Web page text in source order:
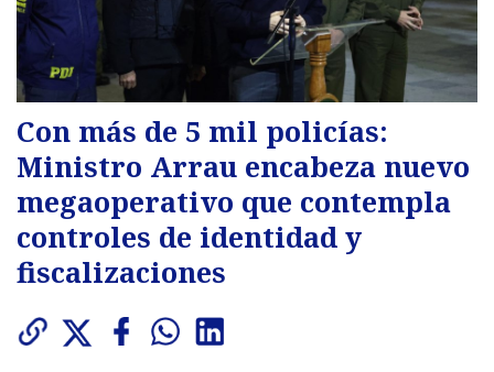
Con más de 5 mil policías:
Ministro Arrau encabeza nuevo
megaoperativo que contempla
controles de identidad y
fiscalizaciones